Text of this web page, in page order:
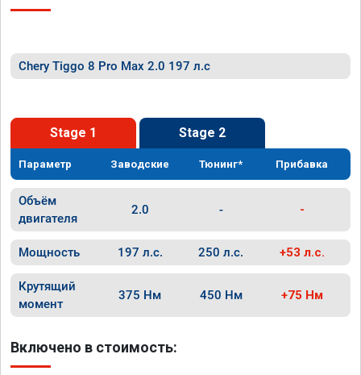
Chery Tiggo 8 Pro Max 2.0 197 л.с
Stage 1 Stage 2
Параметр Заводские Тюнинг* Прибавка
Объём
двигателя
2.0 - -
Мощность 197 л.с. 250 л.с. +53 л.с.
Крутящий
момент
375 Нм 450 Нм +75 Нм
Включено в стоимость: